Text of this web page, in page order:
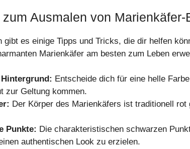
Ausmalen von Marienkäfer-
es einige Tipps und Tricks, die dir helfen
Marienkäfer am besten zum Leben
Entscheide dich für eine helle
zur Geltung kommen.
Der Körper des Marienkäfers ist traditionell
Punkte: Die charakteristischen schwarzen
authentischen Look zu erzielen.